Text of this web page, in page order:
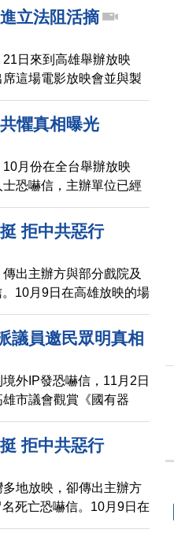
立法阻活摘
日來到高雄舉辦放映
這場電影放映會並與製
摘器官的真相曝光，讓
懼真相曝光
月份在全台舉辦放映
恐嚇信，主辦單位已經
惡行。
拒中共惡行
出主辦方與部分戲院及
10月9日在高雄放映的場
映，高雄市長陳其邁說
保障人民自由與安全。
議員邀民眾明真相
外IP發恐嚇信，11月2日
市議會觀賞《國有器
、揭露中共活摘真相。
拒中共惡行
地放映，卻傳出主辦方
死亡恐嚇信。10月9日在
補，高雄市長陳其邁指